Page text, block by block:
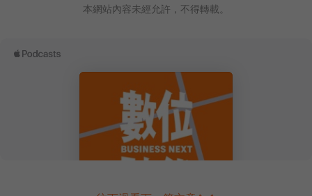
本網站內容未經允許，不得轉載。